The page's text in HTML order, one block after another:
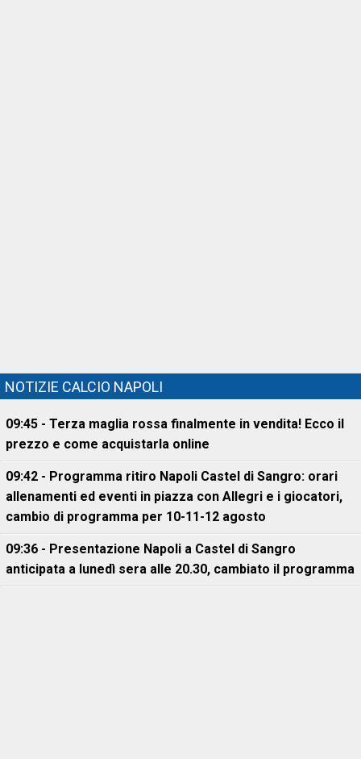
NOTIZIE CALCIO NAPOLI
09:45 - Terza maglia rossa finalmente in vendita! Ecco il
prezzo e come acquistarla online
09:42 - Programma ritiro Napoli Castel di Sangro: orari
allenamenti ed eventi in piazza con Allegri e i giocatori,
cambio di programma per 10-11-12 agosto
09:36 - Presentazione Napoli a Castel di Sangro
anticipata a lunedì sera alle 20.30, cambiato il programma